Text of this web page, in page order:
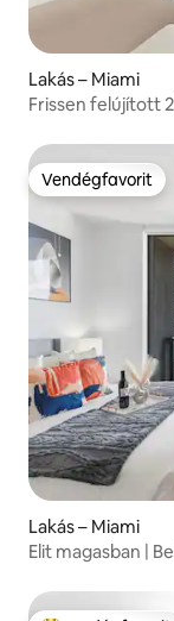
Lakás – Miami
Frissen felújított
Vendégfavorit
Vendégfavorit
Lakás – Miami
Elit magasban |